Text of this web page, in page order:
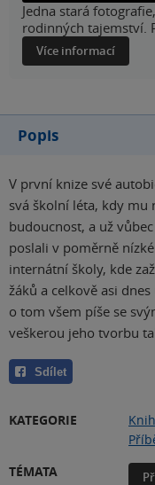
Jedna stará
rodinných tajemství.
Více informací
Popis
V první knize své
svá školní léta, kdy mu
budoucnost, a už
poslali v poměrně
internátní školy, kde
žáků a celkově asi
o tom všem píše se
veškerou jeho tvorbu
Sdílet
KATEGORIE
TÉMATA